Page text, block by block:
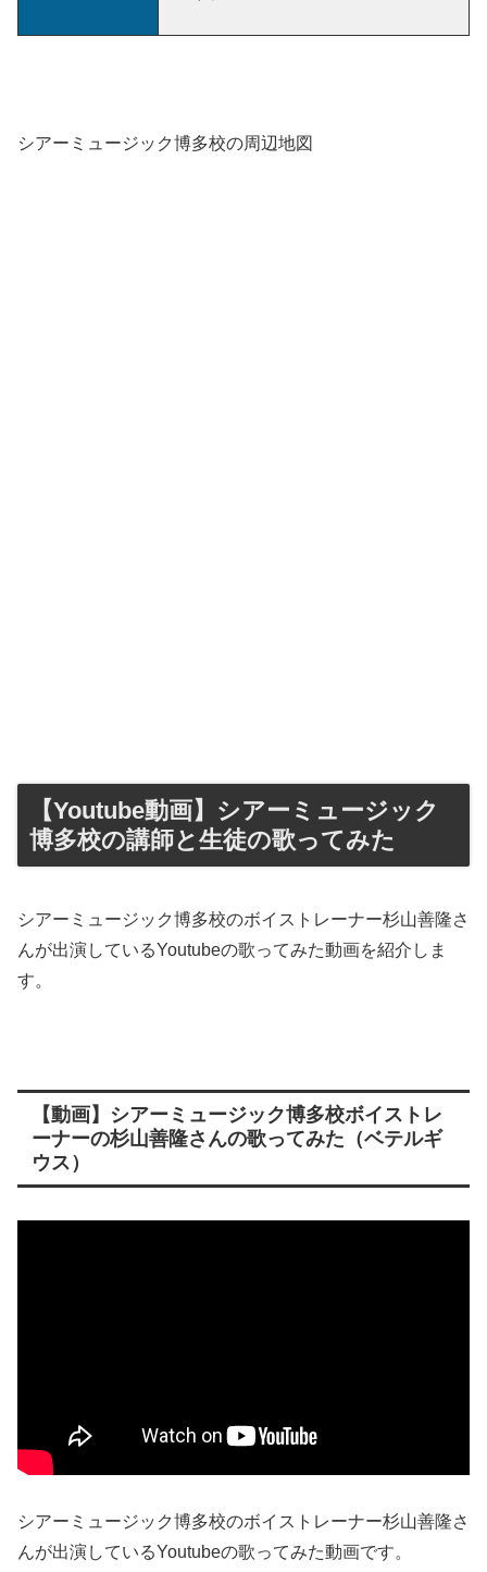
シアーミュージック博多校の周辺地図
【Youtube動画】シアーミュージック
博多校の講師と生徒の歌ってみた
シアーミュージック博多校のボイストレーナー杉山善隆さ
んが出演しているYoutubeの歌ってみた動画を紹介しま
す。
【動画】シアーミュージック博多校ボイストレ
ーナーの杉山善隆さんの歌ってみた（ベテルギ
ウス）
シアーミュージック博多校のボイストレーナー杉山善隆さ
んが出演しているYoutubeの歌ってみた動画です。